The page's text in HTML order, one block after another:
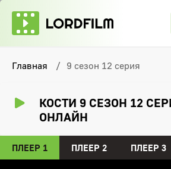
Главная 9 сезон 12 серия
КОСТИ 9 СЕЗОН 12
ОНЛАЙН
ПЛЕЕР 1 ПЛЕЕР 2 ПЛЕЕР 3